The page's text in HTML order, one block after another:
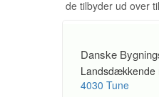
de tilbyder ud over
Danske
4030 Tune